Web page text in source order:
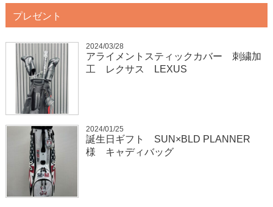
プレゼント
2024/03/28
アライメントスティックカバー 刺繍加
工 レクサス LEXUS
2024/01/25
誕生日ギフト SUN×BLD PLANNER
様 キャディバッグ